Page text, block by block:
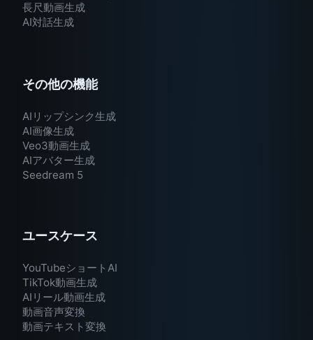
長尺動画生成
AI対話生成
その他の機能
AIリップシンク生成
AI画像生成
Veo3動画生成
AIアバター生成
Seedream 5
ユースケース
YouTubeショートAI
TikTok動画生成
AIリール動画生成
動画音声変換
動画テキスト変換